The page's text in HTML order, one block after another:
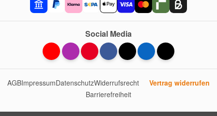
Social Media
AGBImpressumDatenschutzWiderrufsrecht
Vertrag widerrufen
Barrierefreiheit